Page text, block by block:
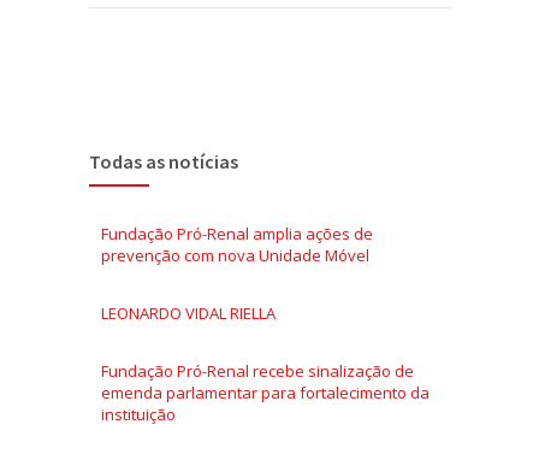
Todas as notícias
Fundação Pró-Renal amplia ações de
prevenção com nova Unidade Móvel
LEONARDO VIDAL RIELLA
Fundação Pró-Renal recebe sinalização de
emenda parlamentar para fortalecimento da
instituição